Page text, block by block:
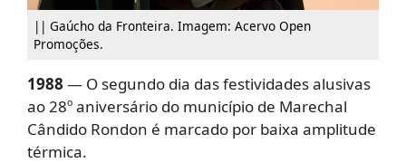
|| Gaúcho da Fronteira. Imagem: Acervo Open
Promoções.
1988 — O segundo dia das festividades alusivas
ao 28º aniversário do município de Marechal
Cândido Rondon é marcado por baixa amplitude
térmica.